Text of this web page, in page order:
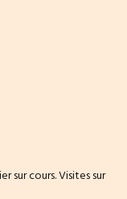
sur cours. Visites sur